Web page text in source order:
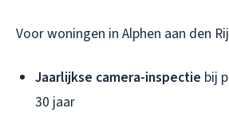
Voor woningen in Alphen aan den
Jaarlijkse camera-inspectie bij
30 jaar